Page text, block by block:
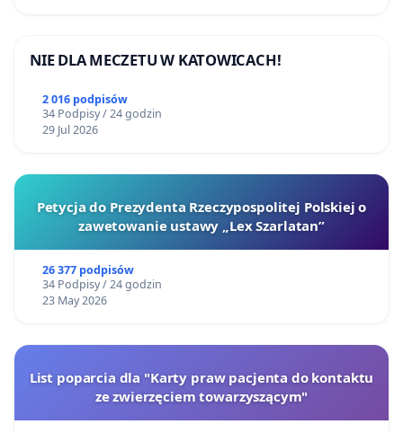
NIE DLA MECZETU W KATOWICACH!
2 016 podpisów
34 Podpisy / 24 godzin
29 Jul 2026
Petycja do Prezydenta Rzeczypospolitej Polskiej o
zawetowanie ustawy „Lex Szarlatan”
26 377 podpisów
34 Podpisy / 24 godzin
23 May 2026
List poparcia dla "Karty praw pacjenta do kontaktu
ze zwierzęciem towarzyszącym"